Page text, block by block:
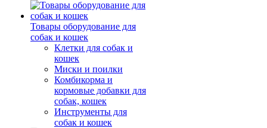
Товары оборудование для
собак и кошек
Клетки для собак и
кошек
Миски и поилки
Комбикорма и
кормовые добавки для
собак, кошек
Инструменты для
собак и кошек